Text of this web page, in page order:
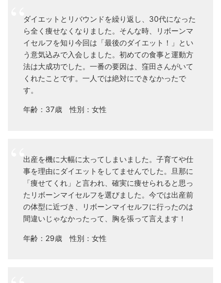
ダイエットとリバウンドを繰り返し、30代になった
ら全く痩せなくなりました。そんな時、リボーンマ
イセルフを知り今回は「最後のダイエット！」とい
う意気込みで入会しました。初めての食事と運動方
法は大成功でした。一番の要因は、窪田さんがいて
くれたことです。一人では絶対にできなかったで
す。
年齢：37歳 性別：女性
出産を機に大幅に太ってしまいました。子育てや仕
事を理由にダイエットをしてませんでした。旦那に
「痩せてくれ」と言われ、確実に痩せられると思っ
たリボーンマイセルフを選びました。今では出産前
の体型に近づき、リボーンマイセルフに行ったのは
間違いじゃなかったって、胸を張って言えます！
年齢：29歳 性別：女性